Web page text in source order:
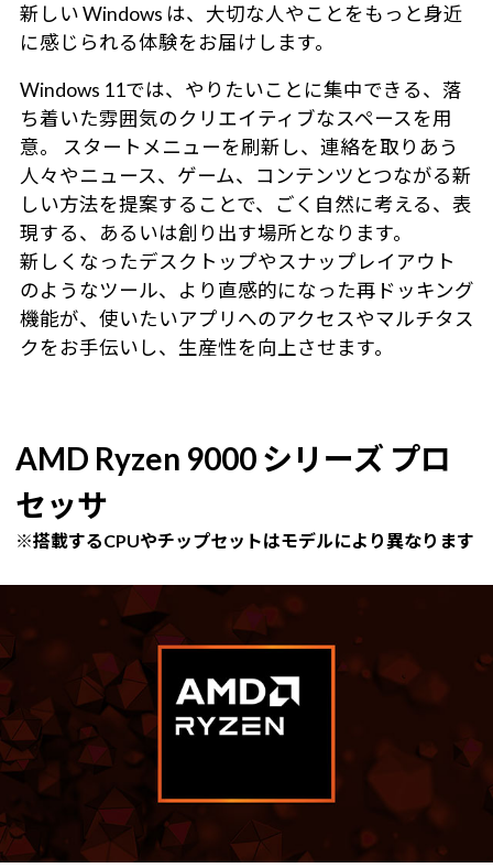
新しい Windows は、大切な人やことをもっと身近
に感じられる体験をお届けします。
Windows 11では、やりたいことに集中できる、落
ち着いた雰囲気のクリエイティブなスペースを用
意。 スタートメニューを刷新し、連絡を取りあう
人々やニュース、ゲーム、コンテンツとつながる新
しい方法を提案することで、ごく自然に考える、表
現する、あるいは創り出す場所となります。
新しくなったデスクトップやスナップレイアウト
のようなツール、より直感的になった再ドッキング
機能が、使いたいアプリへのアクセスやマルチタス
クをお手伝いし、生産性を向上させます。
AMD Ryzen 9000 シリーズ プロ
セッサ
※搭載するCPUやチップセットはモデルにより異なります